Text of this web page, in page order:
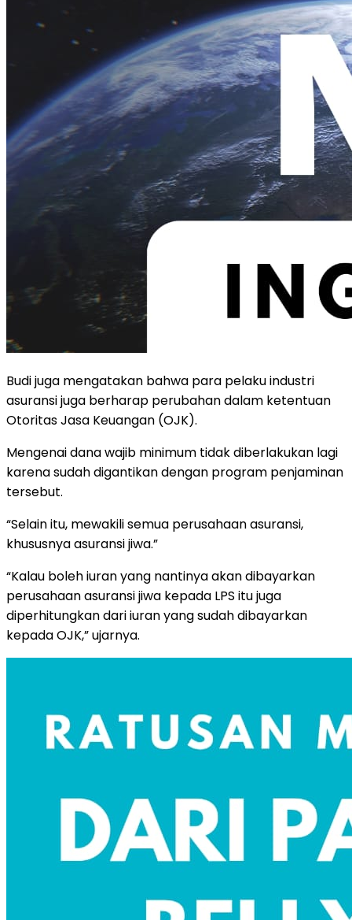
Budi juga mengatakan bahwa para pelaku industri
asuransi juga berharap perubahan dalam ketentuan
Otoritas Jasa Keuangan (OJK).
Mengenai dana wajib minimum tidak diberlakukan lagi
karena sudah digantikan dengan program penjaminan
tersebut.
“Selain itu, mewakili semua perusahaan asuransi,
khususnya asuransi jiwa.”
“Kalau boleh iuran yang nantinya akan dibayarkan
perusahaan asuransi jiwa kepada LPS itu juga
diperhitungkan dari iuran yang sudah dibayarkan
kepada OJK,” ujarnya.